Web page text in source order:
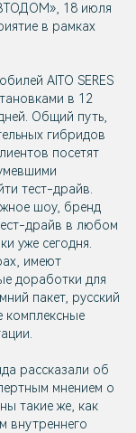
18 июля
в рамках
AITO SERES
в 12
Общий путь,
гибридов
посетят
тест-драйв.
шоу, бренд
драйв в любом
уже сегодня.
имеют
доработки для
пакет, русский
комплексные
рассказали об
мнением о
такие же, как
внутреннего